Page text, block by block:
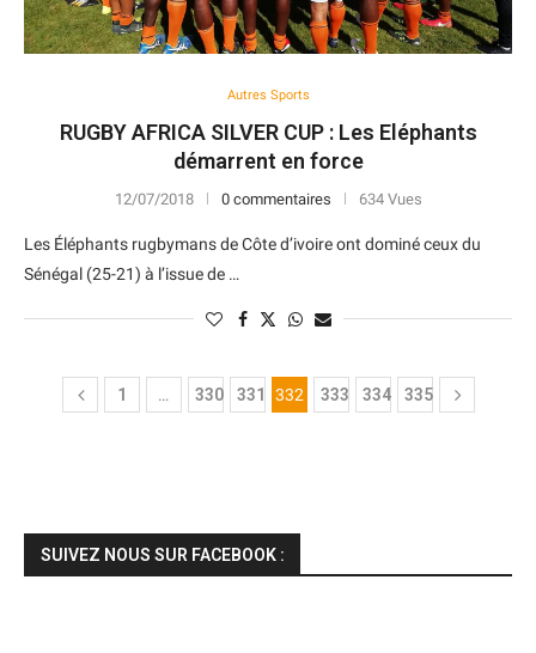
Autres Sports
RUGBY AFRICA SILVER CUP : Les Eléphants
démarrent en force
12/07/2018 0 commentaires 634 Vues
Les Éléphants rugbymans de Côte d’ivoire ont dominé ceux du
Sénégal (25-21) à l’issue de …
1 … 330 331 332 333 334 335
SUIVEZ NOUS SUR FACEBOOK :